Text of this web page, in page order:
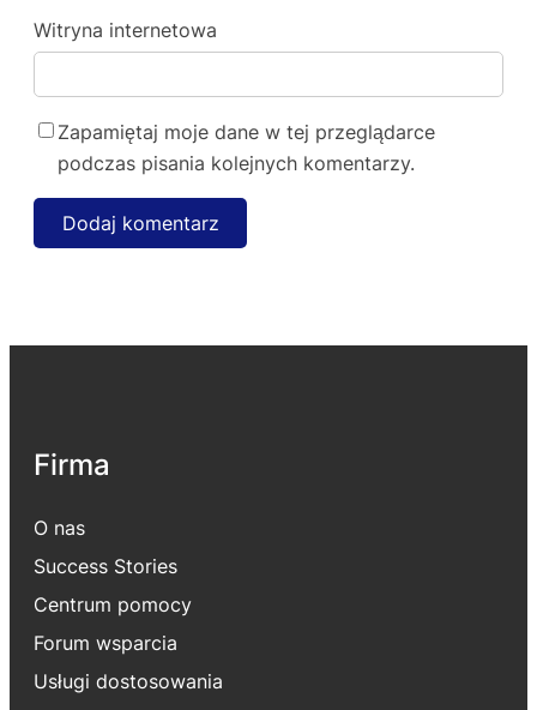
Witryna internetowa
Zapamiętaj moje dane w tej przeglądarce
podczas pisania kolejnych komentarzy.
Firma
O nas
Success Stories
Centrum pomocy
Forum wsparcia
Usługi dostosowania